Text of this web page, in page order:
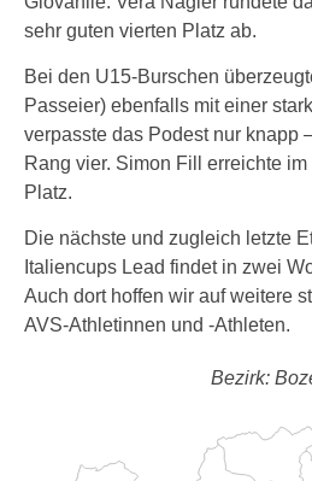
sehr guten vierten Platz ab.
Bei den U15-Burschen
Passeier) ebenfalls mit einer
verpasste das Podest nur knapp
Rang vier. Simon Fill erreichte
Platz.
Die nächste und zugleich letzte
Italiencups Lead findet in zwei
Auch dort hoffen wir auf weitere
AVS-Athletinnen und -Athleten.
Bezirk: